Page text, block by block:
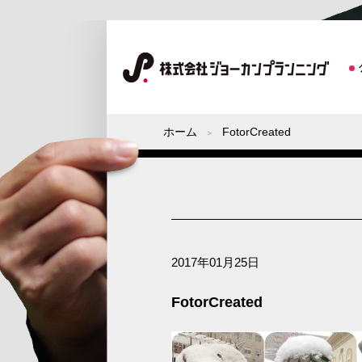
ホーム FotorCreated
2017年01月25日
FotorCreated